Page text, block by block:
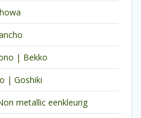
| Bekko
| Goshiki
metallic eenkleurig